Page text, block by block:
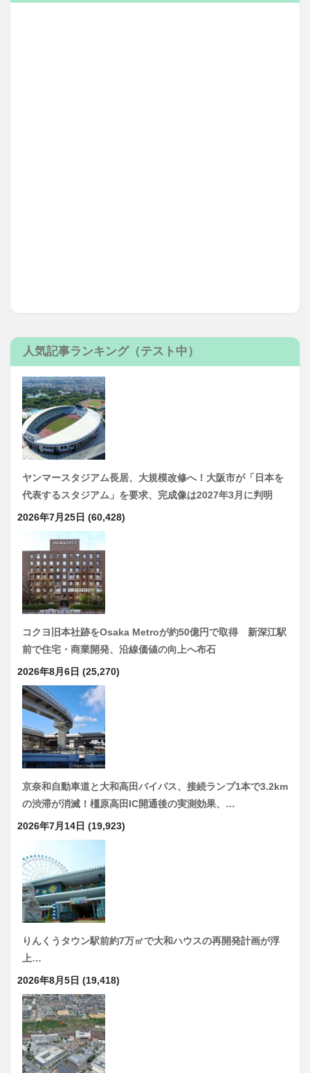
人気記事ランキング（テスト中）
ヤンマースタジアム長居、大規模改修へ！大阪市が「日本を
代表するスタジアム」を要求、完成像は2027年3月に判明
2026年7月25日 (60,428)
コクヨ旧本社跡をOsaka Metroが約50億円で取得 新深江駅
前で住宅・商業開発、沿線価値の向上へ布石
2026年8月6日 (25,270)
京奈和自動車道と大和高田バイパス、接続ランプ1本で3.2km
の渋滞が消滅！橿原高田IC開通後の実測効果、…
2026年7月14日 (19,923)
りんくうタウン駅前約7万㎡で大和ハウスの再開発計画が浮
上…
2026年8月5日 (19,418)